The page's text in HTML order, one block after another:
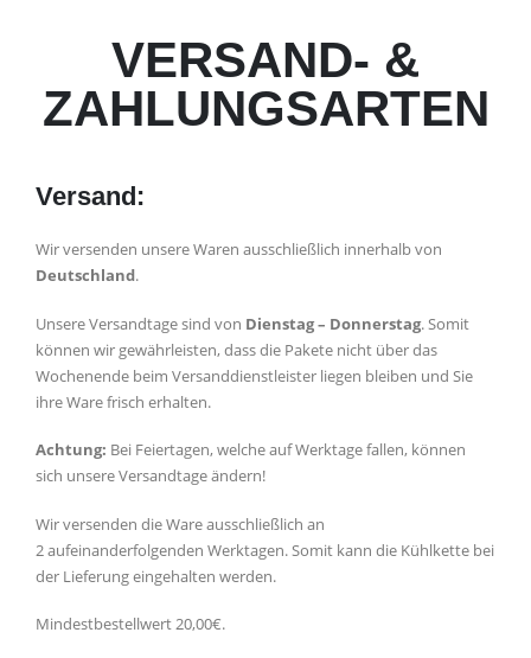
VERSAND- &
ZAHLUNGSARTEN
Versand:
Wir versenden unsere Waren ausschließlich innerhalb von
Deutschland.
Unsere Versandtage sind von Dienstag – Donnerstag. Somit
können wir gewährleisten, dass die Pakete nicht über das
Wochenende beim Versanddienstleister liegen bleiben und Sie
ihre Ware frisch erhalten.
Achtung: Bei Feiertagen, welche auf Werktage fallen, können
sich unsere Versandtageändern!
Wir versenden die Wareausschließlich an
2aufeinanderfolgenden Werktagen. Somit kann die Kühlkette bei
der Lieferung eingehalten werden.
Mindestbestellwert 20,00€.